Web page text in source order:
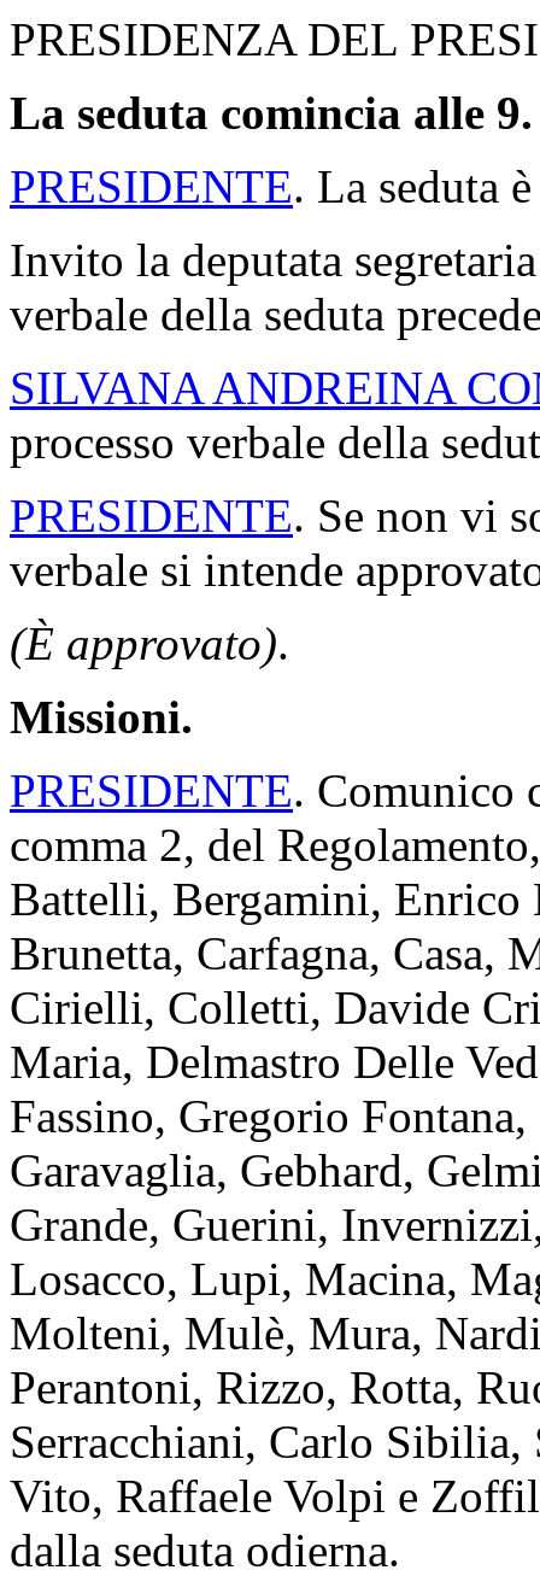
PRESIDENZA DEL
La seduta comincia alle 9.
PRESIDENTE. La seduta
Invito la deputata
verbale della seduta
SILVANA ANDREINA
processo verbale della
PRESIDENTE. Se non vi
verbale si intende
(È approvato).
Missioni.
PRESIDENTE. Comunico
comma 2, del
Battelli, Bergamini, Enrico
Brunetta, Carfagna, Casa,
Cirielli, Colletti, Davide
Maria, Delmastro Delle
Fassino, Gregorio
Garavaglia, Gebhard,
Grande, Guerini,
Losacco, Lupi, Macina,
Molteni, Mulè, Mura,
Perantoni, Rizzo, Rotta,
Serracchiani, Carlo
Vito, Raffaele Volpi e
dalla seduta odierna.